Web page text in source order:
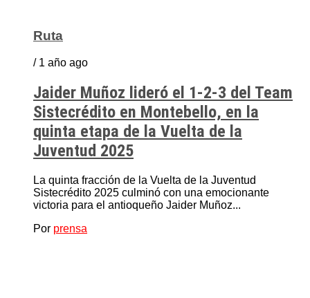
Ruta
/ 1 año ago
Jaider Muñoz lideró el 1-2-3 del Team
Sistecrédito en Montebello, en la
quinta etapa de la Vuelta de la
Juventud 2025
La quinta fracción de la Vuelta de la Juventud
Sistecrédito 2025 culminó con una emocionante
victoria para el antioqueño Jaider Muñoz...
Por prensa